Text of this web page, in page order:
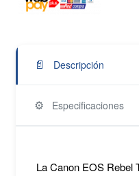
📄 Descripción
⚙️ Especificaciones
La Canon EOS Rebel